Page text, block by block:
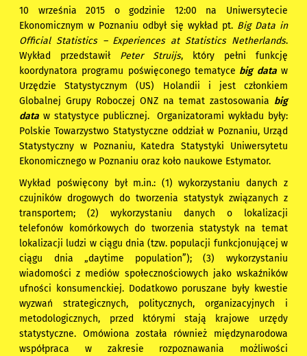
10 września 2015 o godzinie 12:00 na Uniwersytecie
Ekonomicznym w Poznaniu odbył się wykład pt. Big Data in
Official Statistics – Experiences at Statistics Netherlands.
Wykład przedstawił Peter Struijs, który pełni funkcję
koordynatora programu poświęconego tematyce big dataw
Urzędzie Statystycznym (US) Holandii i jest członkiem
Globalnej Grupy Roboczej ONZ na temat zastosowania big
data w statystyce publicznej. Organizatorami wykładu były:
Polskie Towarzystwo Statystyczne oddział w Poznaniu, Urząd
Statystyczny w Poznaniu, Katedra Statystyki Uniwersytetu
Ekonomicznego w Poznaniu oraz koło naukowe Estymator.
Wykład poświęcony był m.in.: (1) wykorzystaniu danych z
czujników drogowych do tworzenia statystyk związanych z
transportem; (2) wykorzystaniu danych o lokalizacji
telefonów komórkowych do tworzenia statystyk na temat
lokalizacji ludzi w ciągu dnia (tzw. populacji funkcjonującej w
ciągu dnia „daytime population”); (3) wykorzystaniu
wiadomości z mediów społecznościowych jako wskaźników
ufności konsumenckiej. Dodatkowo poruszane były kwestie
wyzwań strategicznych, politycznych, organizacyjnych i
metodologicznych, przed którymi stają krajowe urzędy
statystyczne. Omówiona została również międzynarodowa
współpraca w zakresie rozpoznawania możliwości